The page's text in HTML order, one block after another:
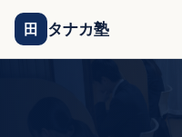
田 タナカ塾